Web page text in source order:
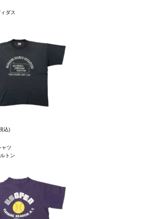
ダス
込)
ャツ
トン